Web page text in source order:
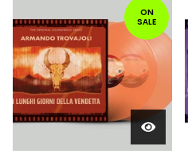
ON
SALE